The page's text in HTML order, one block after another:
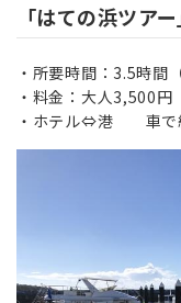
「はての浜ツア
所要時間：3.5時間
料金：大人3,500円
ホテル⇔港 車で